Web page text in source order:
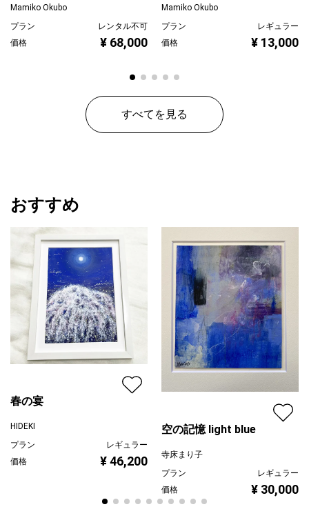
Mamiko Okubo
プラン
レンタル不可
価格
¥ 68,000
Mamiko Okubo
プラン
レギュラー
価格
¥ 13,000
すべてを見る
おすすめ
春の宴
HIDEKI
プラン
レギュラー
価格
¥ 46,200
空の記憶 light blue
寺床まり子
プラン
レギュラー
価格
¥ 30,000